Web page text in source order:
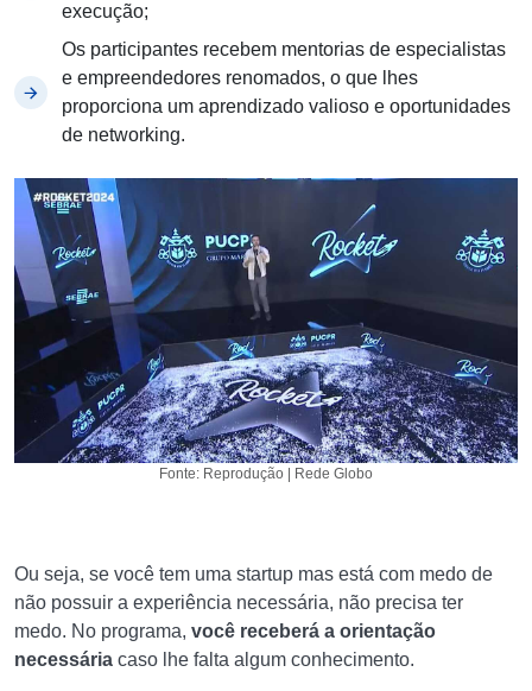
execução;
Os participantes recebem mentorias de especialistas
e empreendedores renomados, o que lhes
proporciona um aprendizado valioso e oportunidades
de networking.
Fonte: Reprodução | Rede Globo
Ou seja, se você tem uma startup mas está com medo de
não possuir a experiência necessária, não precisa ter
medo. No programa, você receberá a orientação
necessária caso lhe falta algum conhecimento.